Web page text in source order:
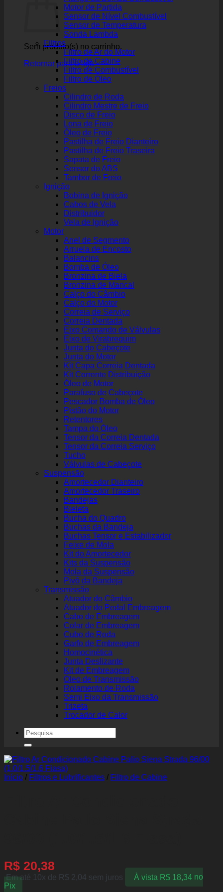
Sem produto(s) no carrinho.
Retornar para a loja
Motor de Partida
Sensor de Nível Combustível
Sensor de Temperatura
Sonda Lambda
Filtros
Filtro de Ar do Motor
Filtro de Cabine
Filtro de Combustível
Filtro de Óleo
Freios
Cilindro de Roda
Cilindro Mestre de Freio
Disco de Freio
Lona de Freio
Óleo de Freio
Pastilha de Freio Dianteiro
Pastilha de Freio Traseira
Sapata de Freio
Sensor do ABS
Tambor de Freio
Ignição
Bobina de Ignição
Cabos de Vela
Distribuidor
Vela de Ignição
Motor
Anel de Segmento
Arruela de Encosto
Balancins
Bomba de Óleo
Bronzina de Biela
Bronzina de Mancal
Calço do Câmbio
Calço do Motor
Correia de Serviço
Correia Dentada
Eixo Comando de Válvulas
Eixo de Virabrequim
Junta do Cabeçote
Junta do Motor
Kit Capa Correia Dentada
Kit Corrente Distribuição
Óleo de Motor
Parafuso de Cabeçote
Pescador Bomba de Óleo
Pistão do Motor
Retentores
Tampa do Óleo
Tensor da Correia Dentada
Tensor da Correia Serviço
Tucho
Válvulas de Cabeçote
Suspensão
Amortecedor Dianteiro
Amortecedor Traseiro
Bandejas
Bieleta
Bucha do Quadro
Buchas da Bandeja
Buchas Tensor e Estabilizador
Feixe de Mola
Kit do Amortecedor
Kits da Suspensão
Mola da Suspensão
Pivô da Bandeja
Transmissão
Atuador do Câmbio
Atuador do Pedal Embreagem
Cabo de Embreagem
Colar de Embreagem
Cubo de Roda
Garfo de Embreagem
Homocinética
Junta Deslizante
Kit de Embreagem
Óleo de Transmissão
Rolamento de Roda
Semi Eixo da Transmissão
Trizeta
Trocador de Calor
Pesquisar
por:
Início / Filtros e Lubrificantes / Filtro de Cabine
R$ 20,38
Em até 10x de R$ 2,04 sem juros À vista R$18,34 no
Pix